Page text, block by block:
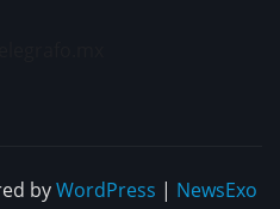
byWordPress | NewsExo